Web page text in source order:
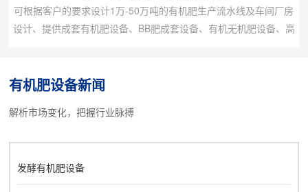
台4造粒机P4型2...
可根据客户的要求设计1万-50万吨的有机肥生产流水线及车间厂房
设计、提供成套有机肥设备、BB肥成套设备、有机无机肥设备、高
设备及鸡粪等高湿物料烘干发酵设备.备注设备名称规格型号装机容
型15x22台4烘干机...
有机肥设备新闻
解析市场变化，把握行业脉搏
发酵有机肥设备